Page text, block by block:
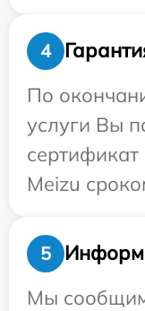
4
По
услуги Вы
сертификат
Meizu
5
Мы